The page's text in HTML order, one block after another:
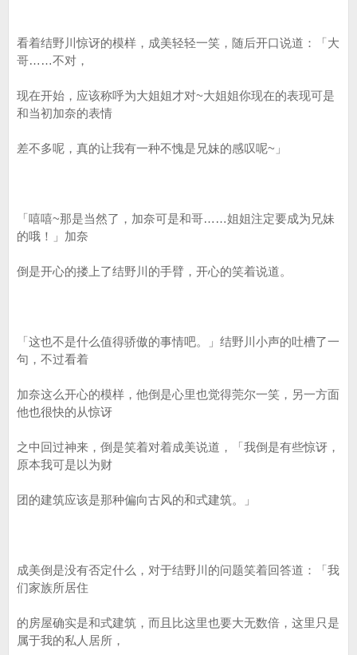
看着结野川惊讶的模样，成美轻轻一笑，随后开口说道：「大
哥……不对，
现在开始，应该称呼为大姐姐才对~大姐姐你现在的表现可是
和当初加奈的表情
差不多呢，真的让我有一种不愧是兄妹的感叹呢~」
「嘻嘻~那是当然了，加奈可是和哥……姐姐注定要成为兄妹
的哦！」加奈
倒是开心的搂上了结野川的手臂，开心的笑着说道。
「这也不是什么值得骄傲的事情吧。」结野川小声的吐槽了一
句，不过看着
加奈这么开心的模样，他倒是心里也觉得莞尔一笑，另一方面
他也很快的从惊讶
之中回过神来，倒是笑着对着成美说道，「我倒是有些惊讶，
原本我可是以为财
团的建筑应该是那种偏向古风的和式建筑。」
成美倒是没有否定什么，对于结野川的问题笑着回答道：「我
们家族所居住
的房屋确实是和式建筑，而且比这里也要大无数倍，这里只是
属于我的私人居所，